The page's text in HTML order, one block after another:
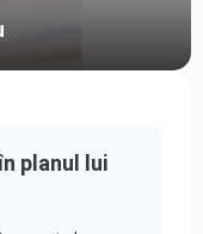
planul lui